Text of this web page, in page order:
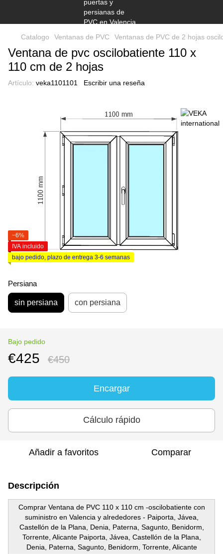
Catalogo Ventanas de PVC Ventanas de PVC de 2 hojas
Ventana de pvc oscilobatiente 110 x
110 cm de 2 hojas
Artículo: veka1101101 Escribir una reseña
−6%
IVA incluido
bajo pedido, plazo de entrega 3-6 semanas
Persiana
sin persiana con persiana
Bajo pedido
€425 €450
Encargar
Cálculo rápido
Añadir a favoritos Comparar
Descripción
Comprar Ventana de PVC 110 x 110 cm -oscilobatiente con
suministro en Valencia y alrededores - Paiporta, Jávea,
Castellón de la Plana, Denia, Paterna, Sagunto, Benidorm,
Torrente, Alicante Paiporta, Jávea, Castellón de la Plana,
Denia, Paterna, Sagunto, Benidorm, Torrente, Alicante